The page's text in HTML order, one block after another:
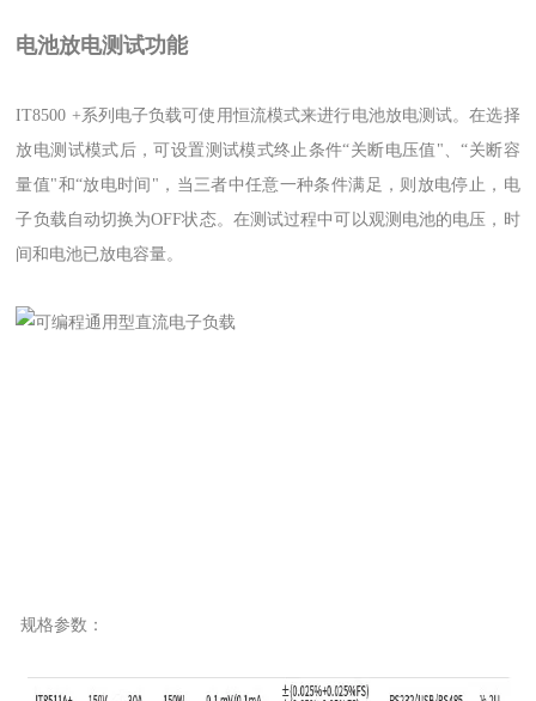
电池放电测试功能
IT8500 +系列电子负载可使用恒流模式来进行电池放电测试。在选择
放电测试模式后，可设置测试模式终止条件“关断电压值"、“关断容
量值"和“放电时间"，当三者中任意一种条件满足，则放电停止，电
子负载自动切换为OFF状态。在测试过程中可以观测电池的电压，时
间和电池已放电容量。
规格参数：